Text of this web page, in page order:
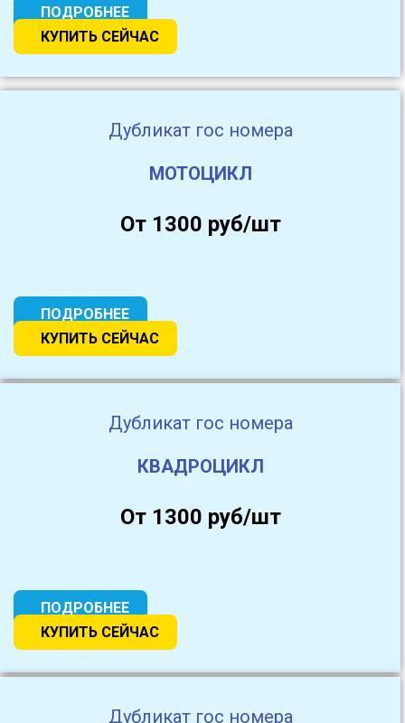
ПОДРОБНЕЕ
КУПИТЬ СЕЙЧАС
Дубликат гос номера
МОТОЦИКЛ
От 1300 руб/шт
ПОДРОБНЕЕ
КУПИТЬ СЕЙЧАС
Дубликат гос номера
КВАДРОЦИКЛ
От 1300 руб/шт
ПОДРОБНЕЕ
КУПИТЬ СЕЙЧАС
Дубликат гос номера